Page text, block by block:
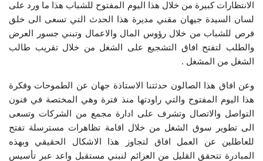
الانتظارات كبيرة من خلال هذا اليوم المفتوح للشباب هذا ما ورد على
لسان السيدة جيهان مقني مديرة هذا الحدث التي تسعى الى خلق
فرص للشباب من خلال رؤوس المال والاعمال وتبني جسور العرض
والطلب لتفتح افاق التشجيع على الشغل من خلال تقريب طالب
الشغل من المشغل .
وعن افاق هذا الصالون حدثتنا الاستاذة جهان عن الطموحات وفكرة
هذا اليوم المفتوح والتي راودتها منذ فترة وهي المختصة في فنون
التواصل والاتصال وتشرف على ادارة مجمع من الشركات وتسعى
الى تطوير سوق الشغل من خلال اقامة تظاهرات مسترسلة تفتح
للعاطلين عن العمل افاق لتجاوز هذا الاشكال الحقيقي وبهذه
المبادرة تتحقق القليل من العزائم لنبني مستقبل واعد عبر تأسيس